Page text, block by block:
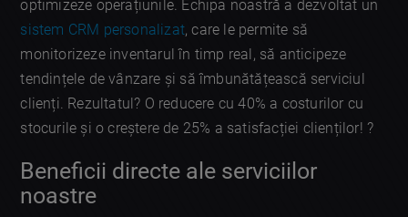
optimizeze operațiunile. Echipa noastră a dezvoltat un
sistem CRM personalizat, care le permite să
monitorizeze inventarul în timp real, să anticipeze
tendințele de vânzare și să îmbunătățească serviciul
clienți. Rezultatul? O reducere cu 40% a costurilor cu
stocurile și o creștere de 25% a satisfacției clienților! ?
Beneficii directe ale serviciilor
noastre